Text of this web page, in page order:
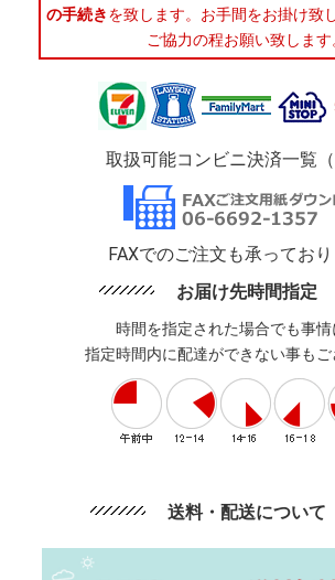
の手続きを致します。お手間をお掛け致
ご協力の程お願い致します
取扱可能コンビニ決済一覧（
FAXでのご注文も承っており
お届け先時間指定
時間を指定された場合でも事情
指定時間内に配達ができない事もご
送料・配送について